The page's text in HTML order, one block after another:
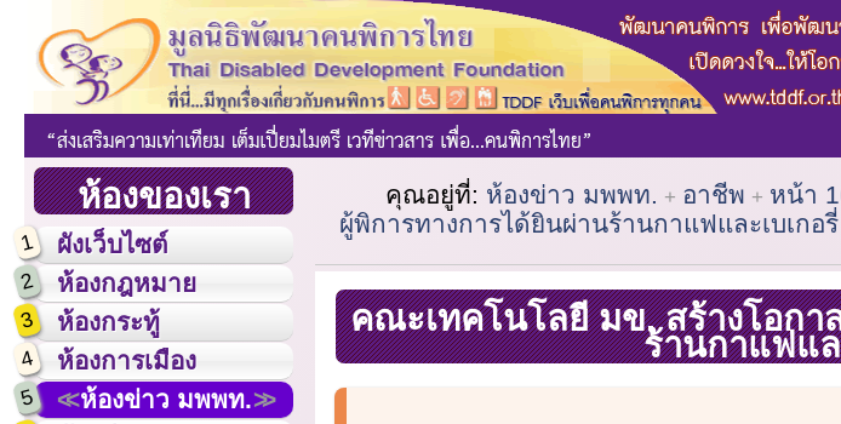
ห้องของเรา
1 ผังเว็บไซต์
2 ห้องกฎหมาย
3 ห้องกระทู้
4 ห้องการเมือง
5 ห้องข่าว มพพท.
คุณอยู่ที่: ห้องข่าว มพพท. อาชีพ หน้า
ผู้พิการทางการได้ยินผ่านร้านกาแฟและเบเกอรี่
คณะเทคโนโลยี มข. สร้างโอกา
ร้านกาแฟแล